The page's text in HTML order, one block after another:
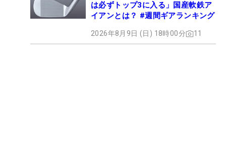
は必ずトップ3に入る」国産軟鉄ア
イアンとは？ #週間ギアランキング
2026年8月9日 (日) 18時00分 11